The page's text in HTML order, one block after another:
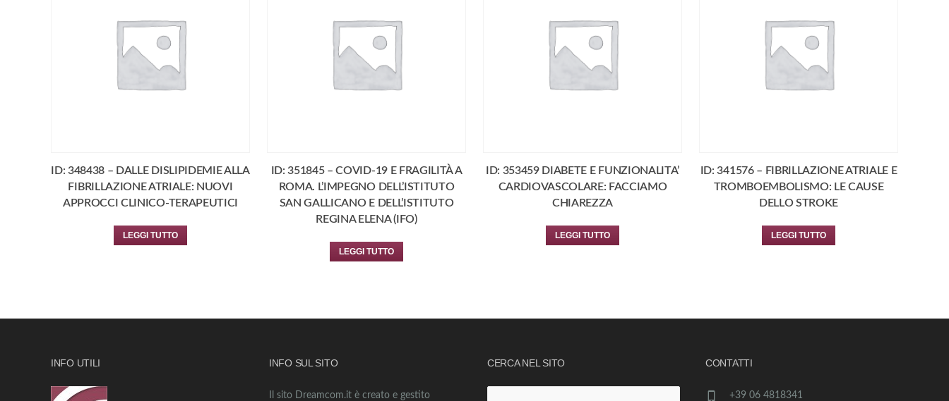
ID: 348438 – DALLE DISLIPIDEMIE ALLA
FIBRILLAZIONE ATRIALE: NUOVI
APPROCCI CLINICO-TERAPEUTICI
LEGGI TUTTO
ID: 351845 – COVID-19 E FRAGILITÀ A
ROMA. L’IMPEGNO DELL’ISTITUTO
SAN GALLICANO E DELL’ISTITUTO
REGINA ELENA (IFO)
LEGGI TUTTO
ID: 353459 DIABETE E FUNZIONALITA’
CARDIOVASCOLARE: FACCIAMO
CHIAREZZA
LEGGI TUTTO
ID: 341576 – FIBRILLAZIONE ATRIALE E
TROMBOEMBOLISMO: LE CAUSE
DELLO STROKE
LEGGI TUTTO
INFO UTILI INFO SUL SITO
Il sito Dreamcom.it è creato e gestito
CERCA NEL SITO CONTATTI
+39 06 4818341